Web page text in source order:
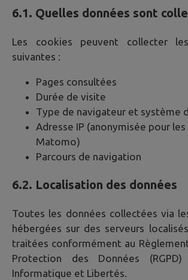
6.1. Quelles données sont
Les cookies peuvent collecter
suivantes :
Pages consultées
Durée de visite
Type de navigateur et système
Adresse IP (anonymisée pour
Matomo)
Parcours de navigation
6.2. Localisation des données
Toutes les données collectées via
hébergées sur des serveurs
traitées conformément au
Protection des Données
Informatique et Libertés.